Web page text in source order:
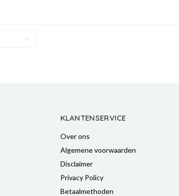
KLANTENSERVICE
Over ons
Algemene voorwaarden
Disclaimer
Privacy Policy
Betaalmethoden